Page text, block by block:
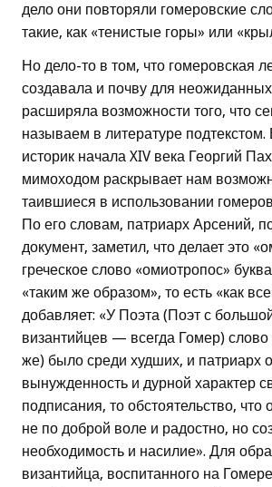
дело они повторяли гомеровские
такие, как «тенистые горы» или
Но дело-то в том, что гомеровская
создавала и почву для
расширяла возможности того, что
называем в литературе подтекстом.
историк начала XIV века Георгий
мимоходом раскрывает нам
таившиеся в использовании
По его словам, патриарх Арсений,
документ, заметил, что делает это
греческое слово «омиотропос»
«таким же образом», то есть «как
добавляет: «У Поэта (Поэт с
византийцев — всегда Гомер)
же) было среди худших, и патриарх
вынужденность и дурной характер
подписания, то обстоятельство, что
не по доброй воле и радостно, но
необходимость и насилие». Для
византийца, воспитанного на